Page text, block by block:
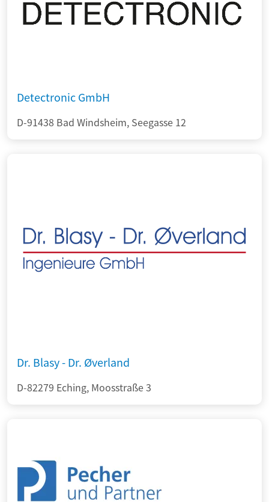
Detectronic GmbH
D-91438 Bad Windsheim, Seegasse 12
Dr. Blasy - Dr. Øverland
D-82279 Eching, Moosstraße 3